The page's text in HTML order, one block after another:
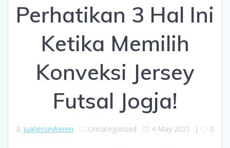
Perhatikan 3 Hal Ini
Ketika Memilih
Konveksi Jersey
Futsal Jogja!
jualjerseykeren Uncategorized 4 May 2021 | 0